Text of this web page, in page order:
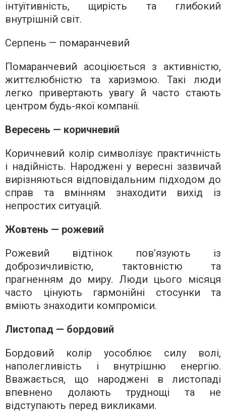
інтуїтивність, щирість та глибокий
внутрішній світ.
Серпень — помаранчевий
Помаранчевий асоціюється з активністю,
життєлюбністю та харизмою. Такі люди
легко привертають увагу й часто стають
центром будь-якої компанії.
Вересень — коричневий
Коричневий колір символізує практичність
і надійність. Народжені у вересні зазвичай
вирізняються відповідальним підходом до
справ та вмінням знаходити вихід із
непростих ситуацій.
Жовтень — рожевий
Рожевий відтінок пов’язують із
доброзичливістю, тактовністю та
прагненням до миру. Люди цього місяця
часто цінують гармонійні стосунки та
вміють знаходити компроміси.
Листопад — бордовий
Бордовий колір уособлює силу волі,
наполегливість і внутрішню енергію.
Вважається, що народжені в листопаді
впевнено долають труднощі та не
відступають перед викликами.